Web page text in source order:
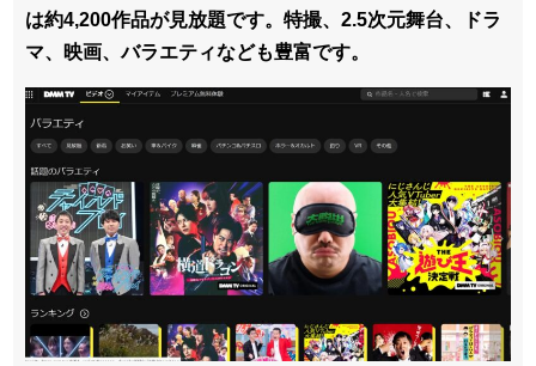
は約4,200作品が見放題です。特撮、2.5次元舞台、ドラ
マ、映画、バラエティなども豊富です。